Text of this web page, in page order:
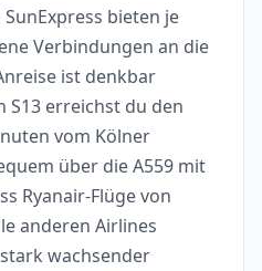
bieten je
Verbindungen an die
ist denkbar
S13 erreichst du den
vom Kölner
über die A559 mit
Ryanair-Flüge von
anderen Airlines
wachsender